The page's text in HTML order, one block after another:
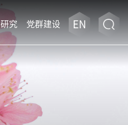
究 党群建设